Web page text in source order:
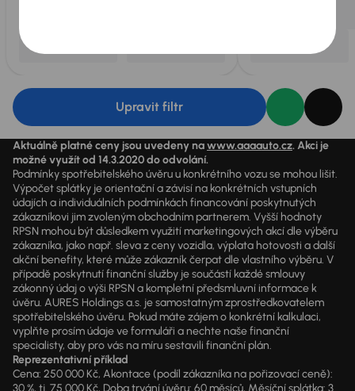
Upravit filtr
Aktuálně platné ceny jsou uvedeny nawww.aaaauto.cz. Akci je
možné využít od 14.3.2020 do odvolání.
Podmínky spotřebitelského úvěru u konkrétního vozu se mohou lišit.
Výpočet splátky je orientační a závisí na konkrétních vstupních
údajích a individuálních podmínkách financování poskytnutých
zákazníkovi jim zvoleným obchodním partnerem. Vyšší hodnoty
RPSN mohou být důsledkem využití marketingových akcí dle výběru
zákazníka, jako např. sleva z ceny vozidla, výplata hotovosti a další
akční benefity, které může zákazník čerpat dle vlastního výběru. V
případě poskytnutí finanční služby je součástí každé smlouvy
zákonný údaj o výši RPSN a kompletní předsmluvní informace k
úvěru. AURES Holdings a.s. je samostatným zprostředkovatelem
spotřebitelského úvěru. Pokud máte zájem o konkrétní kalkulaci,
vyplňte prosím údaje ve formuláři a nechte naše finanční
specialisty, aby pro vás na míru sestavili finanční plán.
Reprezentativní příklad
Cena: 250 000 Kč, Akontace (podíl zákazníka na pořizovací ceně):
30 %, tj. 75 000 Kč, Doba trvání úvěru: 60 měsíců, Měsíční splátka: 3